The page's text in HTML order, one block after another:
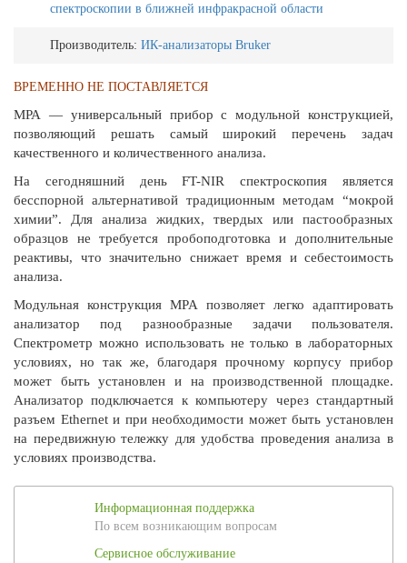
спектроскопии в ближней инфракрасной области
Производитель: ИК-анализаторы Bruker
ВРЕМЕННО НЕ ПОСТАВЛЯЕТСЯ
МРА — универсальный прибор с модульной конструкцией,
позволяющий решать самый широкий перечень задач
качественного и количественного анализа.
На сегодняшний день FT-NIR спектроскопия является
бесспорной альтернативой традиционным методам “мокрой
химии”. Для анализа жидких, твердых или пастообразных
образцов не требуется пробоподготовка и дополнительные
реактивы, что значительно снижает время и себестоимость
анализа.
Модульная конструкция MPA позволяет легко адаптировать
анализатор под разнообразные задачи пользователя.
Спектрометр можно использовать не только в лабораторных
условиях, но так же, благодаря прочному корпусу прибор
может быть установлен и на производственной площадке.
Анализатор подключается к компьютеру через стандартный
разъем Ethernet и при необходимости может быть установлен
на передвижную тележку для удобства проведения анализа в
условиях производства.
Информационная поддержка
По всем возникающим вопросам
Сервисное обслуживание